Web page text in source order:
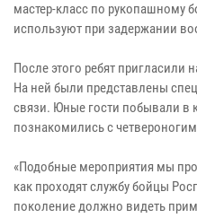
мастер-класс по рукопашному
используют при задержании
После этого ребят
На ней были представлены
связи. Юные гости побывали в
познакомились с
«Подобные мероприятия мы
как проходят службу бойцы
поколение должно видеть